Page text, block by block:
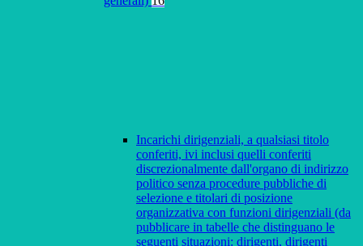
Incarichi dirigenziali, a qualsiasi titolo
conferiti, ivi inclusi quelli conferiti
discrezionalmente dall'organo di indirizzo
politico senza procedure pubbliche di
selezione e titolari di posizione
organizzativa con funzioni dirigenziali (da
pubblicare in tabelle che distinguano le
seguenti situazioni: dirigenti, dirigenti